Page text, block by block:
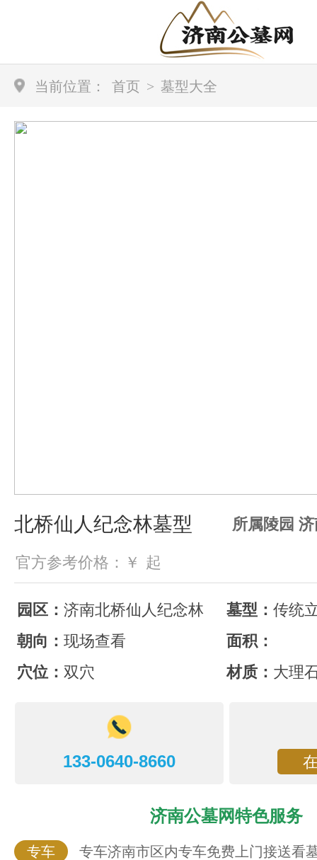
当前位置： 首页 > 墓型大全
所属陵园
北桥仙人纪念林墓型
官方参考价格：￥ 起
园区： 济南北桥仙人纪念林 墓型： 传统
朝向： 现场查看
面积：
穴位： 双穴 材质： 大理
133-0640-8660
济南公墓网特色服务
专车
专车济南市区内专车免费上门接送看